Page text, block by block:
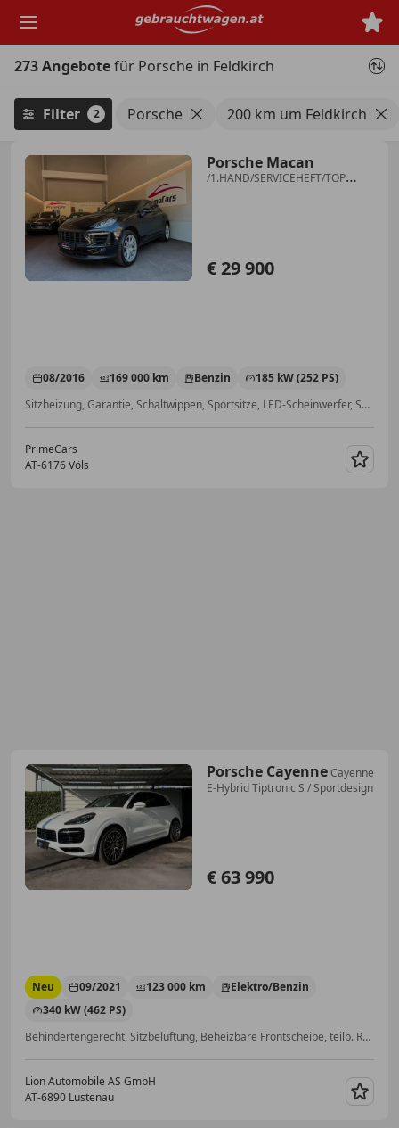
Hauptinhalt
273 Angebotefür Porsche in Feldkirch
Filter 2 Porsche 200 km um Feldkirch
Porsche Macan
/1.HAND/SERVICEHEFT/TOP
€ 29 900
08/2016 169 000 km Benzin
185 kW (252 PS)
Sitzheizung, Garantie, Schaltwippen, Sportsitze, LED-Scheinwerfer, Scheckheftgepflegt, Soundsystem, 3-Zonen-Klimaautomatik
PrimeCars
AT-6176 Völs
Porsche CayenneCayenne
E-Hybrid Tiptronic S / Sportdesign
€ 63 990
Neu 09/2021 123 000 km
Elektro/Benzin
340 kW (462 PS)
Behindertengerecht, Sitzbelüftung, Beheizbare Frontscheibe, teilb. Rücksitzbank, Gepäckraumabtrennung, Luftfederung, Sportfahrwerk, 360° Kamera
Lion Automobile AS GmbH
AT-6890 Lustenau